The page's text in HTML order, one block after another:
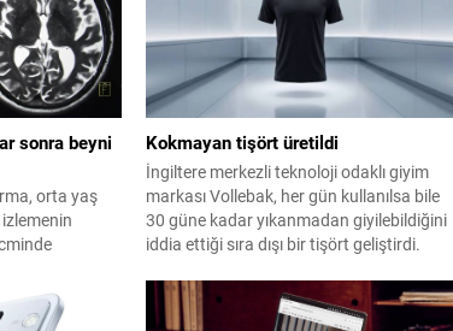
sonra beyni
orta yaş
Kokmayan tişört üretildi
İngiltere merkezli teknoloji odaklı giyim
markası Vollebak, her gün kullanılsa bile
30 güne kadar yıkanmadan giyilebildiğini
iddia ettiği sıra dışı bir tişört geliştirdi.